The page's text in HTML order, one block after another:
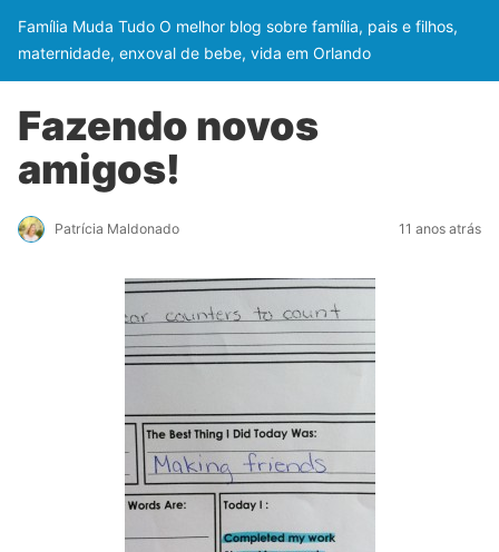
Família Muda Tudo O melhor blog sobre família, pais e filhos,
maternidade, enxoval de bebe, vida em Orlando
Fazendo novos
amigos!
Patrícia Maldonado 11 anos atrás